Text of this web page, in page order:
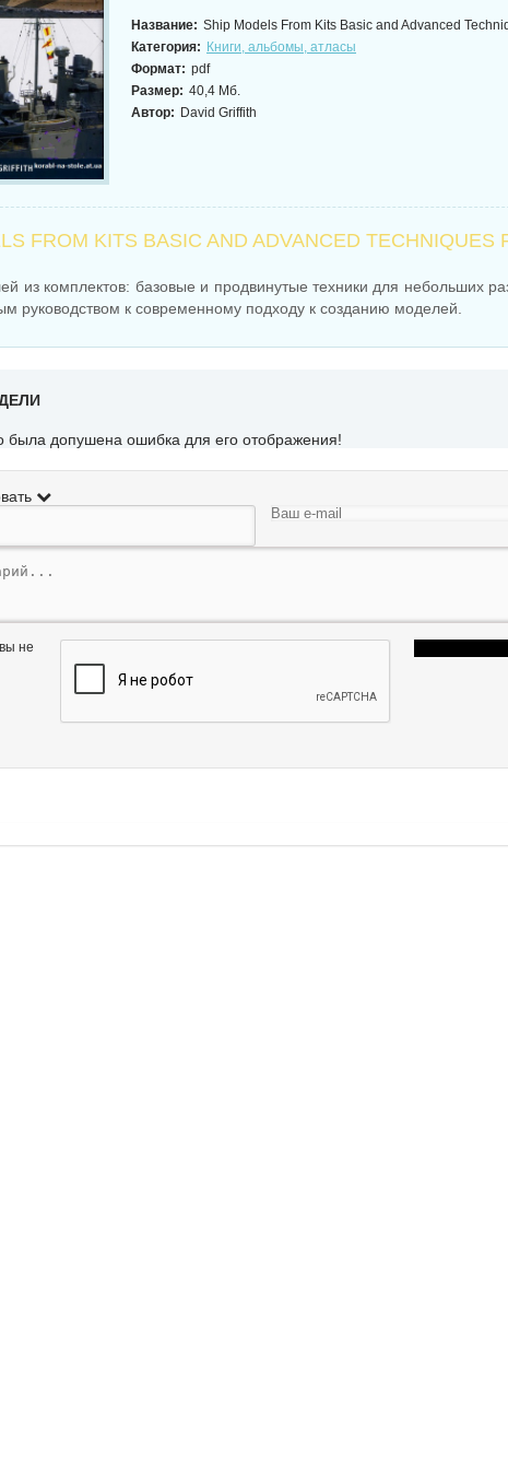
Название: Ship Models From Kits Basic and Advanced
Категория: Книги, альбомы, атласы
Формат: pdf
Размер: 40,4 Мб.
Автор: David Griffith
FROM KITS BASIC AND ADVANCED TECHNIQUES
из комплектов: базовые и продвинутые техники для небольших
руководством к современному подходу к созданию моделей.
была допушена ошибка для его отображения!
не